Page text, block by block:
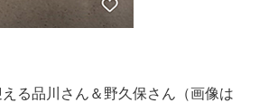
る品川さん＆野久保さん（画像は